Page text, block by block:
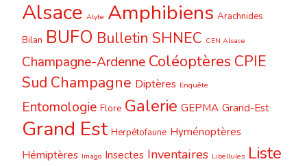
Alsace Alyte Amphibiens Arachnides
Bilan BUFO Bulletin SHNEC CEN Alsace
Champagne-Ardenne Coléoptères CPIE
Sud Champagne Diptères Enquête
Entomologie Flore Galerie GEPMA Grand-Est
Grand Est Herpétofaune Hyménoptères
Hémiptères Imago Insectes Inventaires Libellules Liste